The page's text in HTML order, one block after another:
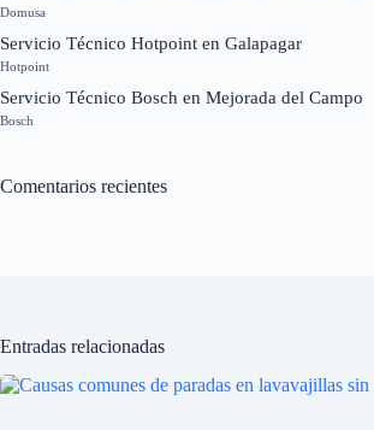
Domusa
Servicio Técnico Hotpoint en Galapagar
Hotpoint
Servicio Técnico Bosch en Mejorada del Campo
Bosch
Comentarios recientes
Entradas relacionadas